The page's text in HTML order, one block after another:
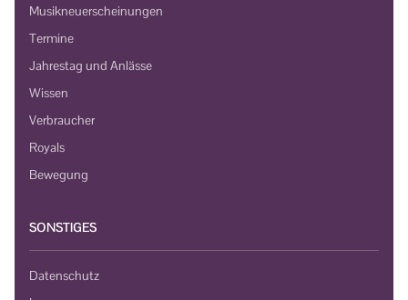
Musikneuerscheinungen
Termine
Jahrestag und Anlässe
Wissen
Verbraucher
Royals
Bewegung
SONSTIGES
Datenschutz